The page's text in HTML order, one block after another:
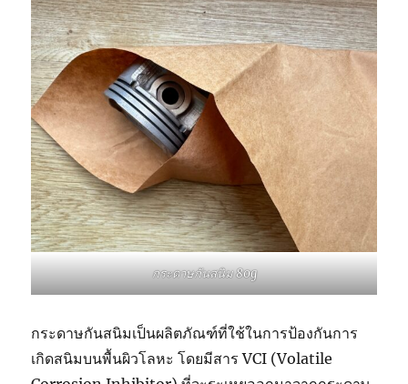
กระดาษกันสนิม 80g
กระดาษกันสนิมเป็นผลิตภัณฑ์ที่ใช้ในการป้องกันการ
เกิดสนิมบนพื้นผิวโลหะ โดยมีสาร VCI (Volatile